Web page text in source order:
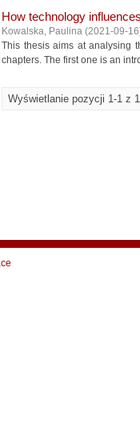
How technology
Kowalska, Paulina (2021-09-16
This thesis aims at analysing
chapters. The first one is an
Wyświetlanie pozycji 1-1 z 1